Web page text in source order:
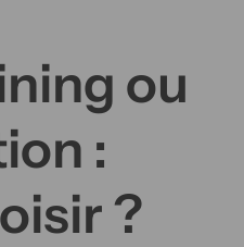
ou
:
?